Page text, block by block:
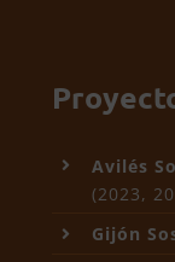
Avilés
(2023,
Gijón